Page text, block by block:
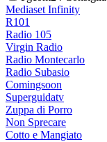
Mediaset Infinity
R101
Radio 105
Virgin Radio
Radio Montecarlo
Radio Subasio
Comingsoon
Superguidatv
Zuppa di Porro
Non Sprecare
Cotto e Mangiato